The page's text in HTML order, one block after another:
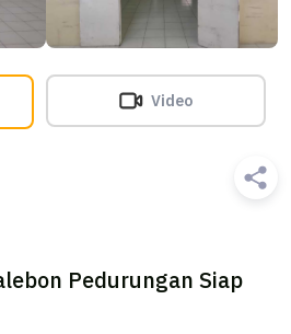
Video
Pedurungan Siap